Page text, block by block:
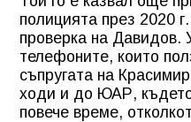
полицията през 2020
проверка на Давидов.
телефоните, които
съпругата на
ходи и до ЮАР,
повече време,